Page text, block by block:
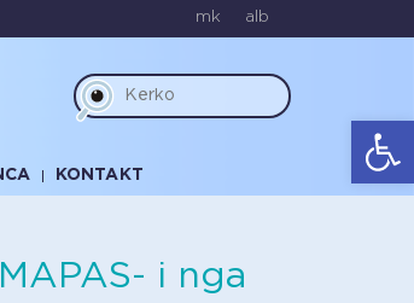
mk alb
KONTAKT
i nga